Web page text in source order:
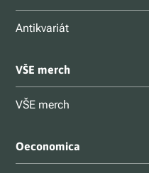
Antikvariát
VŠE merch
VŠE merch
Oeconomica